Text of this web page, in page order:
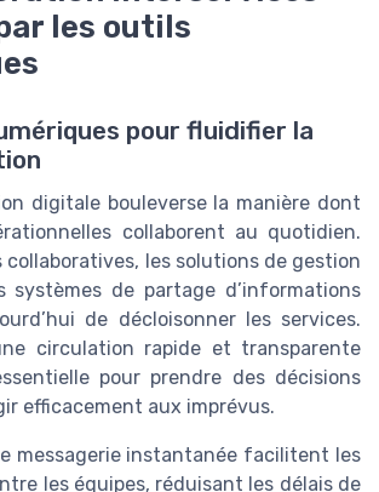
les outils
pour fluidifier la
digitale bouleverse la manière dont
collaborent au quotidien.
collaboratives, les solutions de gestion
de partage d’informations
de décloisonner les services.
circulation rapide et transparente
pour prendre des décisions
efficacement aux imprévus.
messagerie instantanée facilitent les
les équipes, réduisant les délais de